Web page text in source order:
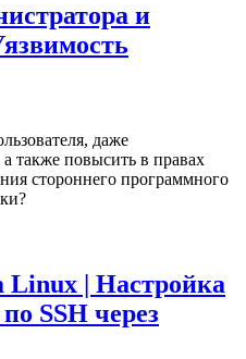
и
даже
также повысить в правах
стороннего программного
Linux | Настройка
SSH через